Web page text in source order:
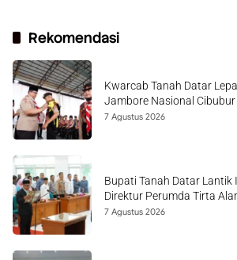
Rekomendasi
Kwarcab Tanah Datar
Jambore Nasional Cibubur
7 Agustus 2026
Bupati Tanah Datar Lantik
Direktur Perumda Tirta
7 Agustus 2026